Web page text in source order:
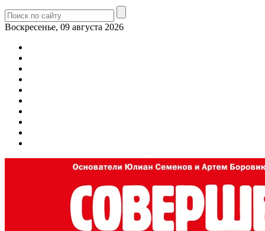
Воскресенье, 09 августа 2026